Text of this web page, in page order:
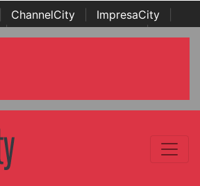
ChannelCity ImpresaCity
| Italian Channel Awards | Italian